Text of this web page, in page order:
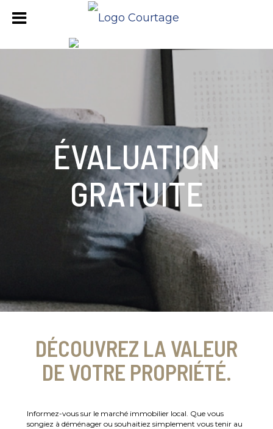
ÉVALUATION
GRATUITE
DÉCOUVREZ LA VALEUR
DE VOTRE PROPRIÉTÉ.
Informez-vous sur le marché immobilier local. Que vous
songiez à déménager ou souhaitiez simplement vous tenir au